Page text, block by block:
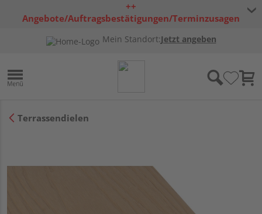
++
Angebote/Auftragsbestätigungen/Terminzusagen
Mein Standort:Jetzt angeben
Terrassendielen